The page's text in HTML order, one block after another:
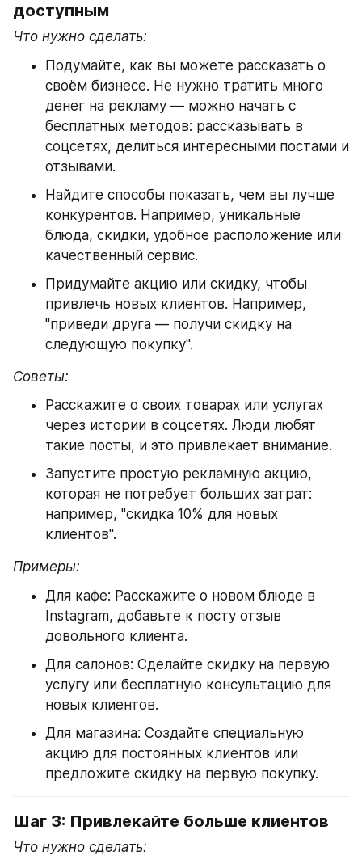
доступным
Что нужно сделать:
Подумайте, как вы можете рассказать о
своём бизнесе. Не нужно тратить много
денег на рекламу — можно начать с
бесплатных методов: рассказывать в
соцсетях, делиться интересными постами и
отзывами.
Найдите способы показать, чем вы лучше
конкурентов. Например, уникальные
блюда, скидки, удобное расположение или
качественный сервис.
Придумайте акцию или скидку, чтобы
привлечь новых клиентов. Например,
"приведи друга — получи скидку на
следующую покупку".
Советы:
Расскажите о своих товарах или услугах
через истории в соцсетях. Люди любят
такие посты, и это привлекает внимание.
Запустите простую рекламную акцию,
которая не потребует больших затрат:
например, "скидка 10% для новых
клиентов".
Примеры:
Для кафе: Расскажите о новом блюде в
Instagram, добавьте к посту отзыв
довольного клиента.
Для салонов: Сделайте скидку на первую
услугу или бесплатную консультацию для
новых клиентов.
Для магазина: Создайте специальную
акцию для постоянных клиентов или
предложите скидку на первую покупку.
Шаг 3: Привлекайте больше клиентов
Что нужно сделать: